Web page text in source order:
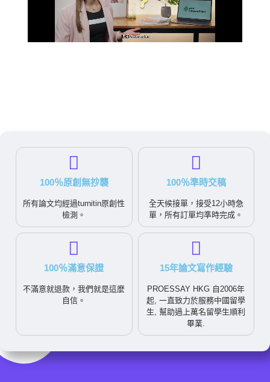
100％原創無抄襲
所有論文均經過turnitin原創性
檢測。
100％準時交稿
全天候接單，接受12小時急
單，所有訂單均準時完成。
100％滿意保證
不滿意就退款，我們就是這麼
自信。
15年論文寫作經驗
PROESSAY HKG 自2006年
起, 一直致力於服務中國留學
生, 幫助過上萬名留學生順利
畢業.